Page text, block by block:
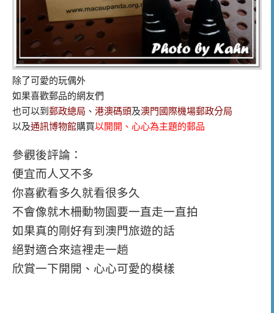
除了可愛的玩偶外
如果喜歡郵品的網友們
也可以到郵政總局 、 港澳碼頭及澳門國際機場郵政分局
以及通訊博物館購買以開開、心心為主題的郵品
參觀後評論：
便宜而人又不多
你喜歡看多久就看很多久
不會像就木柵動物園要一直走一直拍
如果真的剛好有到澳門旅遊的話
絕對適合來這裡走一趟
欣賞一下開開、心心可愛的模樣